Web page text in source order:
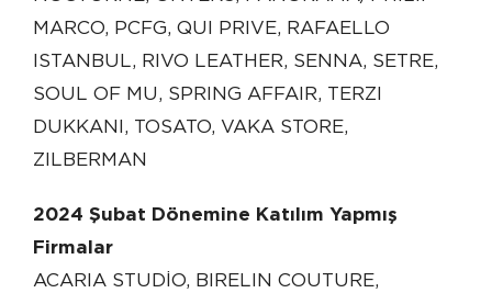
MARCO, PCFG, QUI PRIVE, RAFAELLO
ISTANBUL, RIVO LEATHER, SENNA, SETRE,
SOUL OF MU, SPRING AFFAIR, TERZI
DUKKANI, TOSATO, VAKA STORE,
ZILBERMAN
2024 Şubat Dönemine Katılım Yapmış
Firmalar
ACARIA STUDİO, BIRELIN COUTURE,